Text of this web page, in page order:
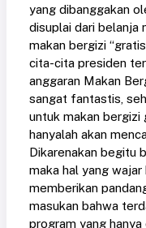
yang dibanggakan
disuplai dari belanja
makan bergizi
cita-cita presiden
anggaran Makan
sangat fantastis,
untuk makan bergizi
hanyalah akan
Dikarenakan begitu
maka hal yang
memberikan
masukan bahwa
program yang